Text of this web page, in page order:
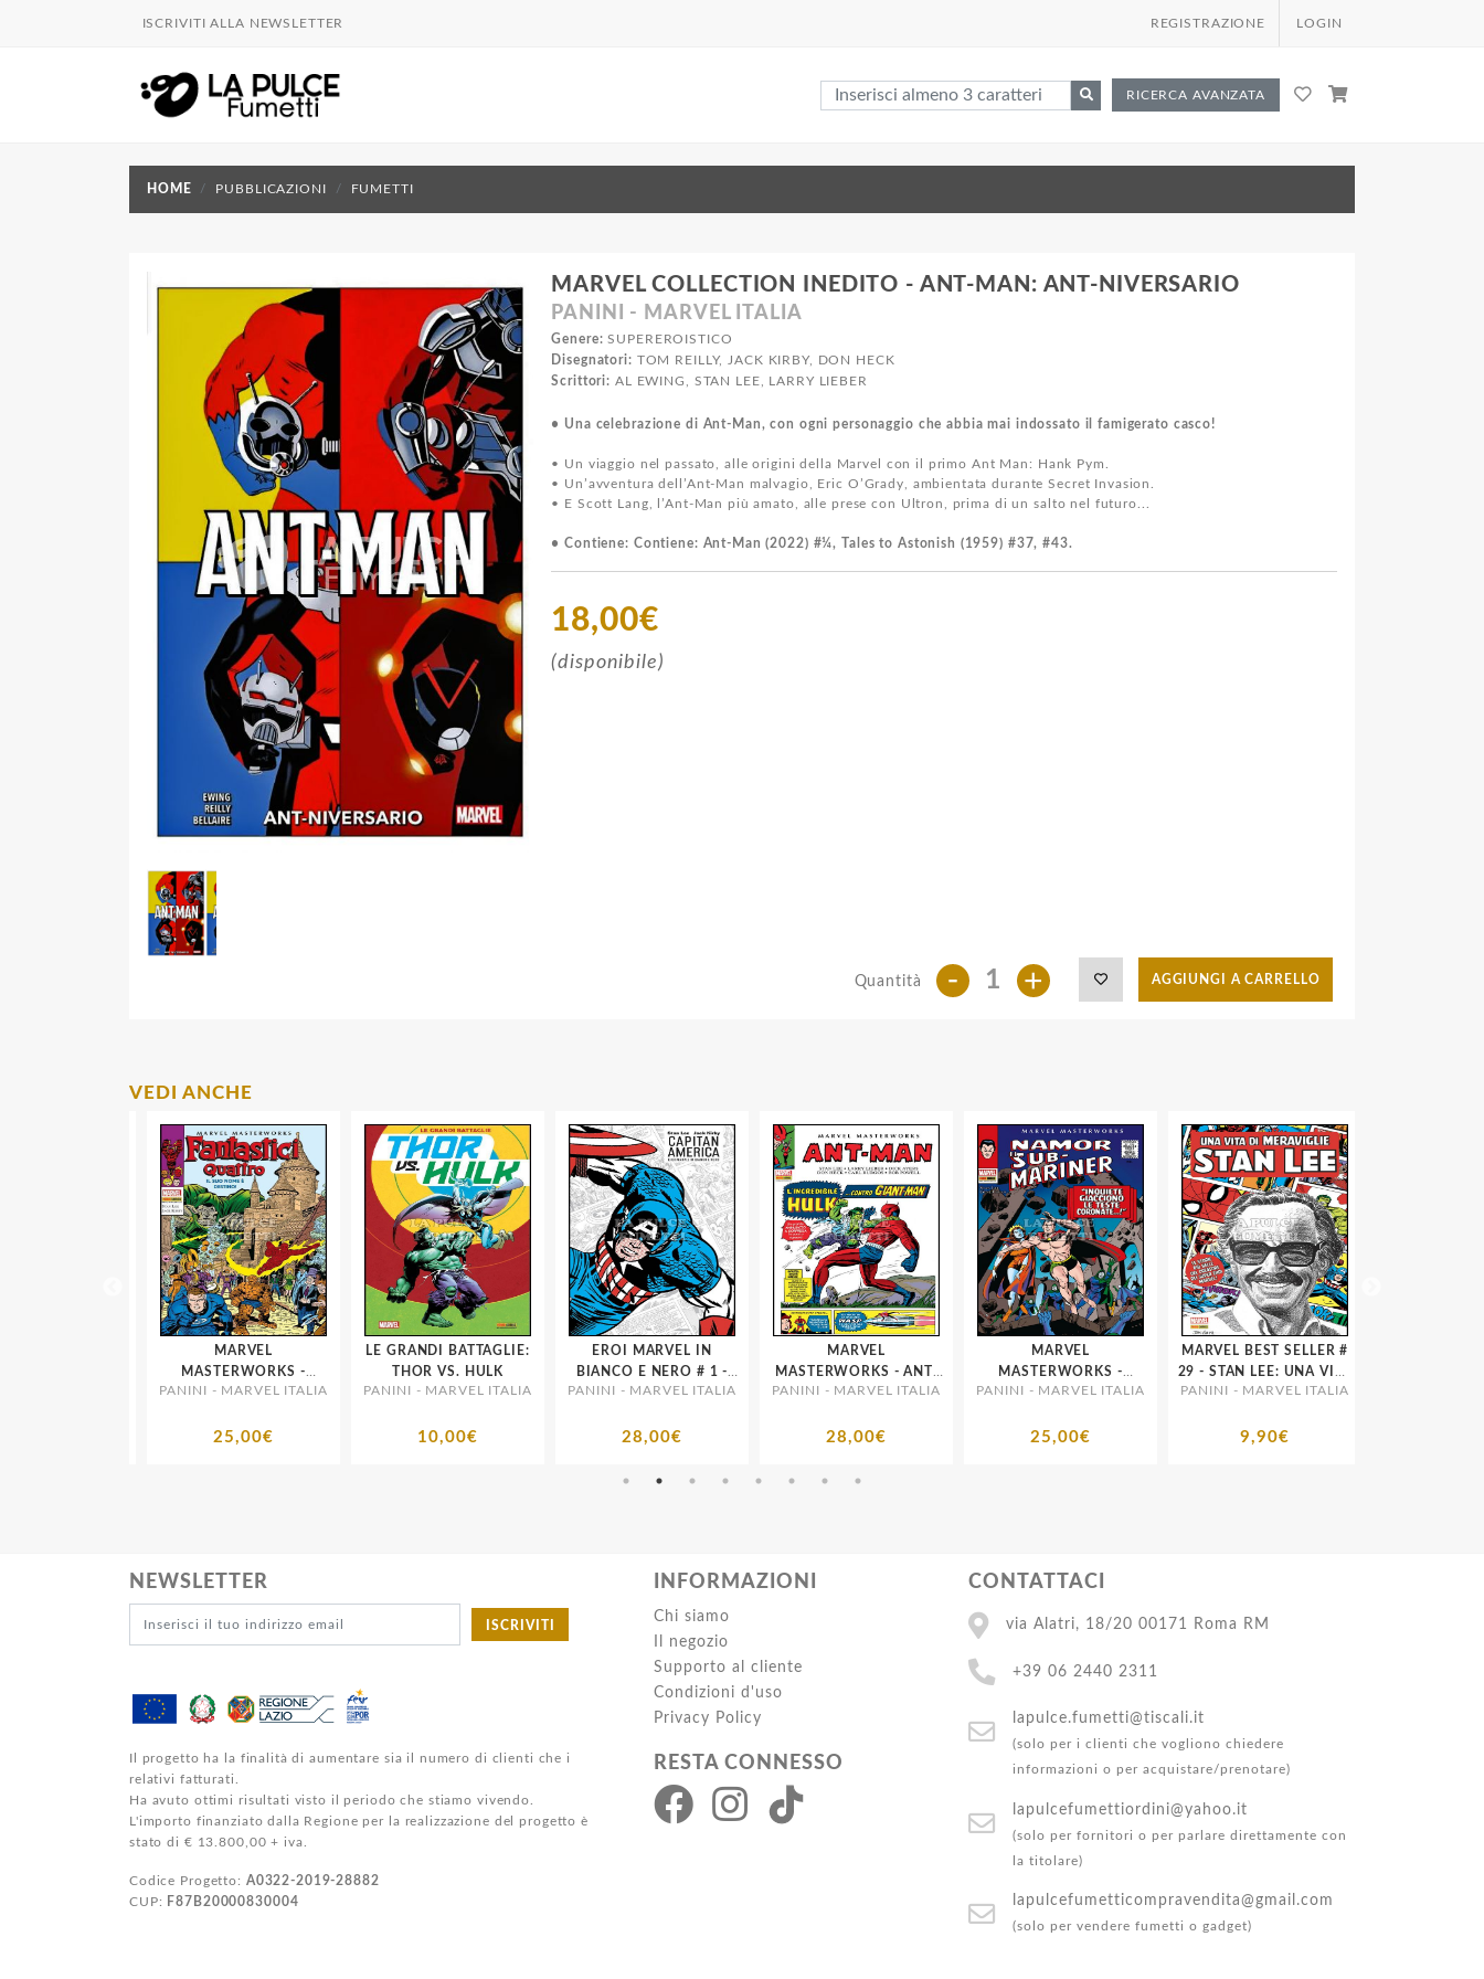
ISCRIVITI ALLA NEWSLETTER REGISTRAZIONE LOGIN
RICERCA AVANZATA
HOME PUBBLICAZIONI FUMETTI
MARVEL COLLECTION INEDITO - ANT-MAN: ANT-NIVERSARIO
PANINI - MARVEL ITALIA
Genere: SUPEREROISTICO
Disegnatori: TOM REILLY, JACK KIRBY, DON HECK
Scrittori: AL EWING, STAN LEE, LARRY LIEBER
• Una celebrazione di Ant-Man, con ogni personaggio che abbia mai indossato il famigerato casco!
• Un viaggio nel passato, alle origini della Marvel con il primo Ant Man: Hank Pym.
• Un’avventura dell’Ant-Man malvagio, Eric O’Grady, ambientata durante Secret Invasion.
• E Scott Lang, l’Ant-Man più amato, alle prese con Ultron, prima di un salto nel futuro...
• Contiene: Contiene: Ant-Man (2022) #¼, Tales to Astonish (1959) #37, #43.
18,00€
(disponibile)
Quantità - + AGGIUNGI A CARRELLO
VEDI ANCHE
MARVEL
MASTERWORKS -
FANTASTICI QUATTRO #
PANINI - MARVEL ITALIA
25,00€
LE GRANDI BATTAGLIE:
THOR VS. HULK
PANINI - MARVEL ITALIA
10,00€
EROI MARVEL IN
BIANCO E NERO # 1 -
CAPITAN AMERICA
PANINI - MARVEL ITALIA
28,00€
MARVEL
MASTERWORKS - ANT-
MAN E GIANT MAN # 2
PANINI - MARVEL ITALIA
28,00€
MARVEL
MASTERWORKS -
NAMOR, IL SUB
PANINI - MARVEL ITALIA
25,00€
MARVEL BEST SELLER #
29 - STAN LEE: UNA VITA
DI MERAVIGLIE
PANINI - MARVEL ITALIA
9,90€
NEWSLETTER
ISCRIVITI
Il progetto ha la finalità di aumentare sia il numero di clienti che i
relativi fatturati.
Ha avuto ottimi risultati visto il periodo che stiamo vivendo.
L'importo finanziato dalla Regione per la realizzazione del progetto è
stato di € 13.800,00 + iva.
Codice Progetto: A0322-2019-28882
CUP: F87B20000830004
INFORMAZIONI
Chi siamo
Il negozio
Supporto al cliente
Condizioni d'uso
Privacy Policy
RESTA CONNESSO
CONTATTACI
via Alatri, 18/20 00171 Roma RM
+39 06 2440 2311
lapulce.fumetti@tiscali.it
(solo per i clienti che vogliono chiedere
informazioni o per acquistare/prenotare)
lapulcefumettiordini@yahoo.it
(solo per fornitori o per parlare direttamente con
la titolare)
lapulcefumetticompravendita@gmail.com
(solo per vendere fumetti o gadget)